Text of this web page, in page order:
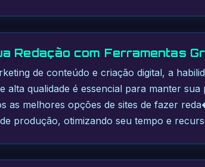
Redação com Ferramentas
de conteúdo e criação digital, a
alta qualidade é essencial para manter
as melhores opções de sites de fazer
produção, otimizando seu tempo e